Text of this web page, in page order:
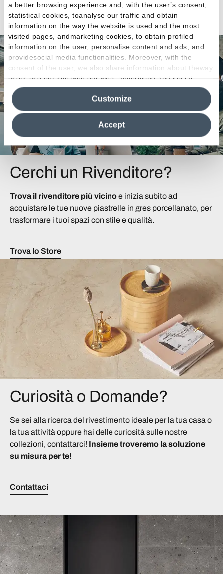
a better browsing experience and, with the user’s consent,
statistical cookies, toanalyse our traffic and obtain
information on the way the website is used and the most
visited pages, andmarketing cookies, to obtain profiled
information on the user, personalise content and ads, and
providesocial media functionalities. Moreover, with the
consent of the user, we also share information about theway
users use our site with our web, advertising and social
media analytics partners, who may combine itwith other
information in their possession. By closing this banner,
clicking on "Reject", it will be possible tocontinue browsing
the site after installing only technical cookies. For more
information see the
Cookie Policy
Accept
Customize
Vedi tutti gli articoli
Cerchi un Rivenditore?
Trova il rivenditore più vicinoe inizia subito ad
acquistare le tue nuove piastrelle in gres porcellanato, per
trasformare i tuoi spazi con stile e qualità.
Trova lo Store
Curiosità o Domande?
Se sei alla ricerca del rivestimento ideale per la tua casa o
la tua attività oppure hai delle curiosità sulle nostre
collezioni, contattarci! Insieme troveremo la soluzione
su misura per te!
Contattaci